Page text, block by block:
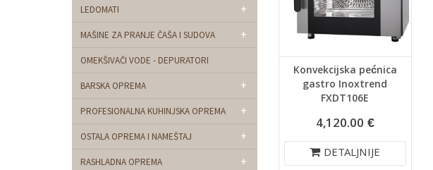
LEDOMATI +
MAŠINE ZA PRANJE ČAŠA I SUDOVA +
OMEKŠIVAČI VODE - DEPURATORI
BARSKA OPREMA +
PROFESIONALNA KUHINJSKA OPREMA +
OSTALA OPREMA I NAMEŠTAJ +
RASHLADNA OPREMA +
Konvekcijska pećnica
gastro Inoxtrend
FXDT106E
4,120.00 €
DETALJNIJE